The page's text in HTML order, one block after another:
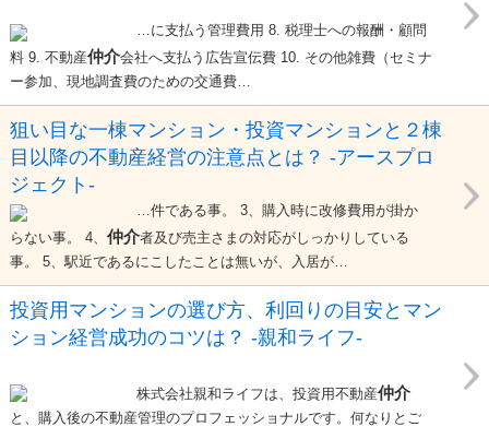
…に支払う管理費用 8. 税理士への報酬・顧問
料 9. 不動産仲介会社へ支払う広告宣伝費 10. その他雑費（セミナ
ー参加、現地調査費のための交通費…
狙い目な一棟マンション・投資マンションと２棟
目以降の不動産経営の注意点とは？ -アースプロ
ジェクト-
…件である事。 3、購入時に改修費用が掛か
らない事。 4、 仲介者及び売主さまの対応がしっかりしている
事。 5、駅近であるにこしたことは無いが、入居が…
投資用マンションの選び方、利回りの目安とマン
ション経営成功のコツは？ -親和ライフ-
株式会社親和ライフは、投資用不動産仲介
と、購入後の不動産管理のプロフェッショナルです。何なりとご